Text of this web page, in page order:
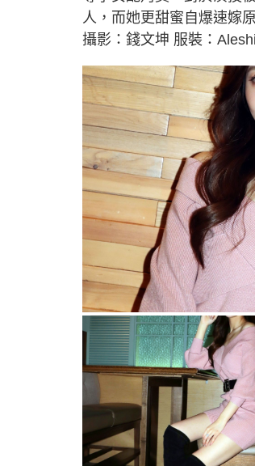
6
.
4
%
人，而她更甜蜜自爆速嫁
攝影：錢文坤 服裝：